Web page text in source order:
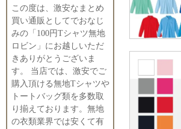
この度は、激安なまとめ
買い通販としてでおなじ
みの「100円Tシャツ無地
ロビン」にお越しいただ
きありがとうございま
す。 当店では、激安でご
購入頂ける無地Tシャツや
トートバッグ類を多数取
り揃えております。無地
の衣類業界では安くて有